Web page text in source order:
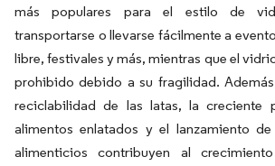
más populares para el estilo de
transportarse o llevarse fácilmente a
libre, festivales y más, mientras que el
prohibido debido a su fragilidad.
reciclabilidad de las latas, la creciente
alimentos enlatados y el lanzamiento
alimenticios contribuyen al